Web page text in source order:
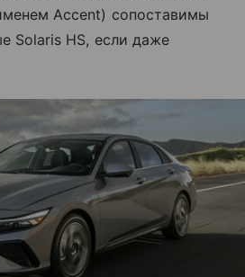
Accent) сопоставимы
Solaris HS, если даже